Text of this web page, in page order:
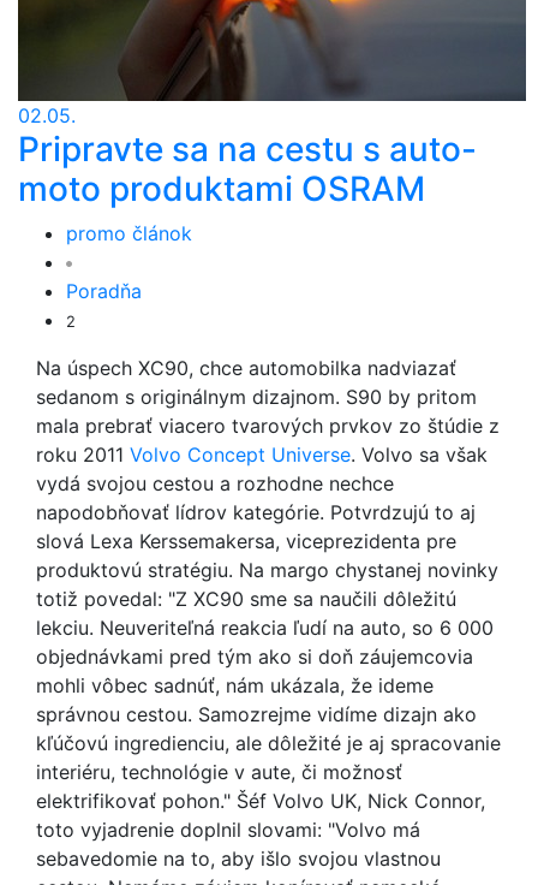
02.05.
Pripravte sa na cestu s auto-
moto produktami OSRAM
promo článok
Poradňa
2
Na úspech XC90, chce automobilka nadviazať
sedanom s originálnym dizajnom. S90 by pritom
mala prebrať viacero tvarových prvkov zo štúdie z
roku 2011 Volvo Concept Universe. Volvo sa však
vydá svojou cestou a rozhodne nechce
napodobňovať lídrov kategórie. Potvrdzujú to aj
slová Lexa Kerssemakersa, viceprezidenta pre
produktovú stratégiu. Na margo chystanej novinky
totiž povedal: "Z XC90 sme sa naučili dôležitú
lekciu. Neuveriteľná reakcia ľudí na auto, so 6 000
objednávkami pred tým ako si doň záujemcovia
mohli vôbec sadnúť, nám ukázala, že ideme
správnou cestou. Samozrejme vidíme dizajn ako
kľúčovú ingredienciu, ale dôležité je aj spracovanie
interiéru, technológie v aute, či možnosť
elektrifikovať pohon." Šéf Volvo UK, Nick Connor,
toto vyjadrenie doplnil slovami: "Volvo má
sebavedomie na to, aby išlo svojou vlastnou